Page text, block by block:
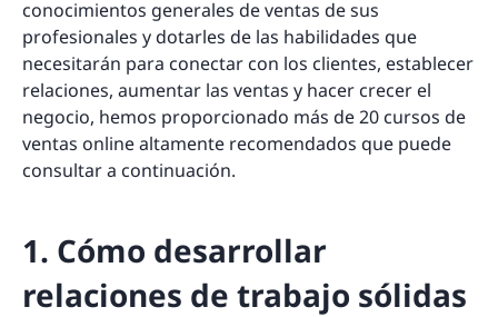
conocimientos generales de ventas de sus
profesionales y dotarles de las habilidades que
necesitarán para conectar con los clientes, establecer
relaciones, aumentar las ventas y hacer crecer el
negocio, hemos proporcionado más de 20 cursos de
ventas online altamente recomendados que puede
consultar a continuación.
1. Cómo desarrollar
relaciones de trabajo sólidas